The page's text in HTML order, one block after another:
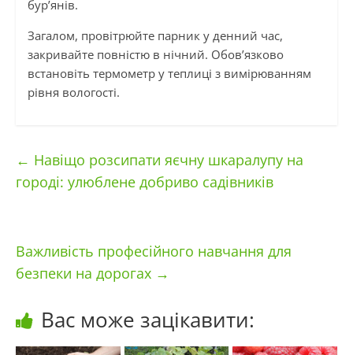
бур’янів.
Загалом, провітрюйте парник у денний час,
закривайте повністю в нічний. Обов’язково
встановіть термометр у теплиці з вимірюванням
рівня вологості.
← Навіщо розсипати яєчну шкаралупу на
городі: улюблене добриво садівників
Важливість професійного навчання для
безпеки на дорогах →
Вас може зацікавити: